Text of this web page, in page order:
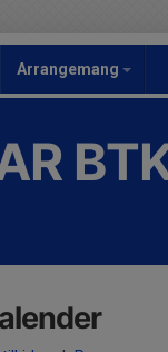
Arrangemang